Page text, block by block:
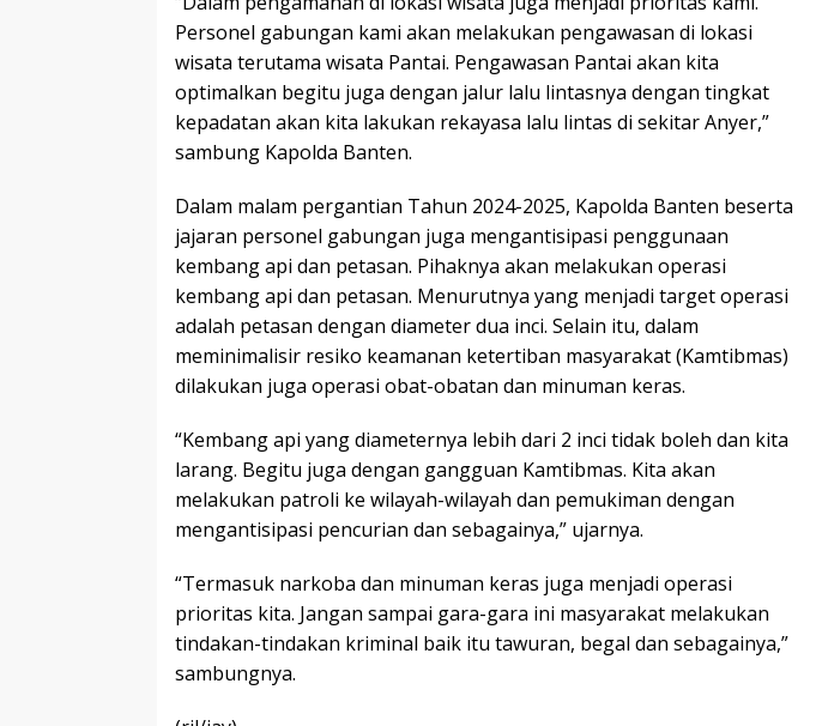
Personel gabungan kami akan melakukan pengawasan di lokasi
wisata terutama wisata Pantai. Pengawasan Pantai akan kita
optimalkan begitu juga dengan jalur lalu lintasnya dengan tingkat
kepadatan akan kita lakukan rekayasa lalu lintas di sekitar Anyer,”
sambung Kapolda Banten.
Dalam malam pergantian Tahun 2024-2025, Kapolda Banten beserta
jajaran personel gabungan juga mengantisipasi penggunaan
kembang api dan petasan. Pihaknya akan melakukan operasi
kembang api dan petasan. Menurutnya yang menjadi target operasi
adalah petasan dengan diameter dua inci. Selain itu, dalam
meminimalisir resiko keamanan ketertiban masyarakat (Kamtibmas)
dilakukan juga operasi obat-obatan dan minuman keras.
“Kembang api yang diameternya lebih dari 2 inci tidak boleh dan kita
larang. Begitu juga dengan gangguan Kamtibmas. Kita akan
melakukan patroli ke wilayah-wilayah dan pemukiman dengan
mengantisipasi pencurian dan sebagainya,” ujarnya.
“Termasuk narkoba dan minuman keras juga menjadi operasi
prioritas kita. Jangan sampai gara-gara ini masyarakat melakukan
tindakan-tindakan kriminal baik itu tawuran, begal dan sebagainya,”
sambungnya.